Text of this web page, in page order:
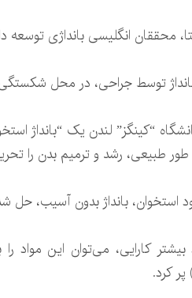
محققان انگلیسی بانداژی
توسط جراحی، در محل
“کینگز” لندن یک “بانداژ
طبیعی، رشد و ترمیم بدن را
استخوان، بانداژ بدون آسیب،
بیشتر کارایی، می‌توان این
پر کرد.